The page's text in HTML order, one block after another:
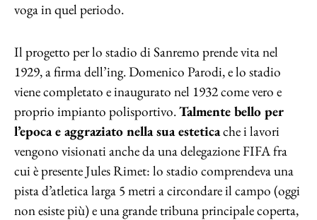
voga in quel periodo.
Il progetto per lo stadio di Sanremo prende vita nel
1929, a firma dell’ing. Domenico Parodi, e lo stadio
viene completato e inaugurato nel 1932 come vero e
proprio impianto polisportivo.Talmente bello per
l’epoca e aggraziato nella sua esteticache i lavori
vengono visionati anche da una delegazione FIFA fra
cui è presente Jules Rimet: lo stadio comprendeva una
pista d’atletica larga 5 metri a circondare il campo (oggi
non esiste più) e una grande tribuna principale coperta,